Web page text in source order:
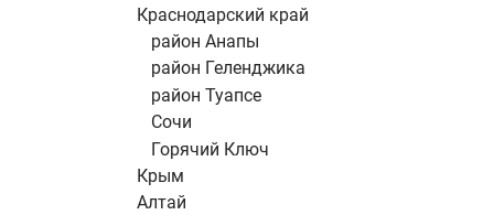
Краснодарский край
район Анапы
район Геленджика
район Туапсе
Сочи
Горячий Ключ
Крым
Алтай